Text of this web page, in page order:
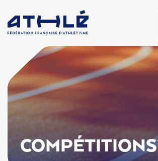
COMPÉTITIONS